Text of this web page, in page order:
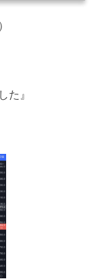
た』